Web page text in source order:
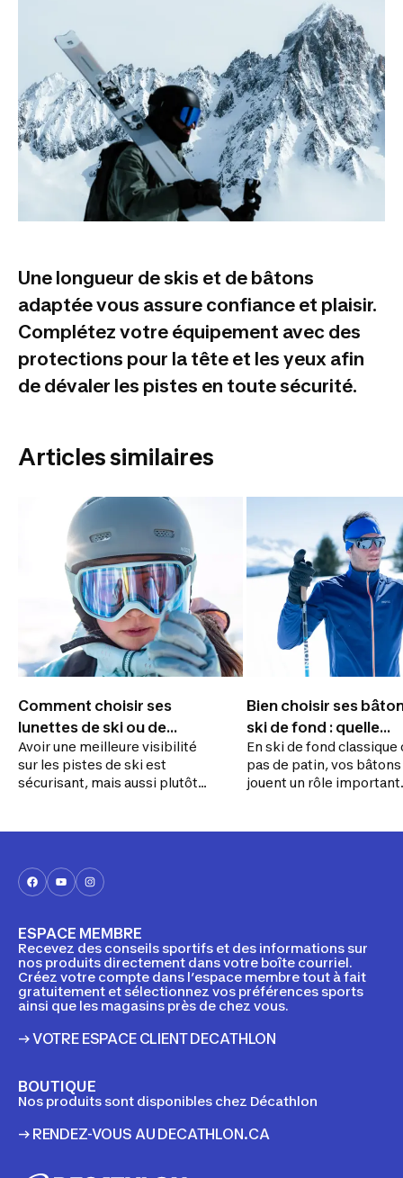
Une longueur de skis et de bâtons
adaptée vous assure confiance et plaisir.
Complétez votre équipement avec des
protections pour la tête et les yeux afin
de dévaler les pistes en toute sécurité.
Articles similaires
Comment choisir ses
lunettes de ski ou de
planche à neige
Avoir une meilleure visibilité
sur les pistes de ski est
sécurisant, mais aussi plutôt
paire de lunettes de ski ou de
Bien choisir ses
ski de fond : quelle
grandeur choisir?
En ski de fond classique
pas de patin, vos bâtons
jouent un rôle important.
conseils.
ESPACE MEMBRE
Recevez des conseils sportifs et des informations sur
nos produits directement dans votre boîte courriel.
Créez votre compte dans l’espace membre tout à fait
gratuitement et sélectionnez vos préférences sports
ainsi que les magasins près de chez vous.
→ VOTRE ESPACE CLIENT DECATHLON
BOUTIQUE
Nos produits sont disponibles chez Décathlon
→ RENDEZ-VOUS AU DECATHLON.CA